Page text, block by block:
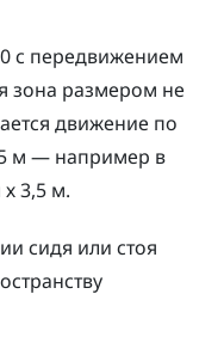
с передвижением
зона размером не
движение по
м — например в
3,5 м.
сидя или стоя